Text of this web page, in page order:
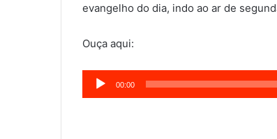
evangelho do dia, indo ao ar de
Ouça aqui:
Tocador
de
00:00